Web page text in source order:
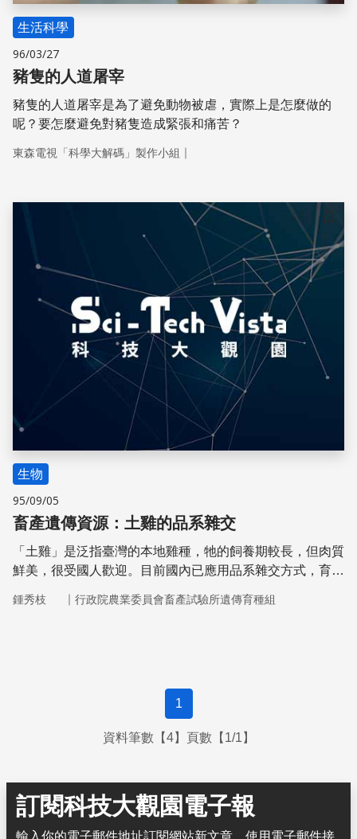
生活科學
96/03/27
豬隻的人道屠宰
豬隻的人道屠宰是為了避免動物被虐，實際上是怎麼做的
呢？要怎麼避免對豬隻造成緊張和痛苦？
東森電視「科學大解碼」製作小組 ｜
儲存
生物
95/09/05
畜產遺傳資源：土雞的品系雜交
「土雞」是泛指臺灣的本地雞種，牠的飼養期較長，但肉質
鮮美，很受國人歡迎。目前國內已應用品系雜交方式，育成
鍾秀枝 ｜ 行政院農業委員會畜產試驗所遺傳育種組
1
資料筆數【4】頁數【1/1】
訂閱科技大觀園電子報
輸入你的電子郵件地址訂閱網站新文章，使用電子郵件接